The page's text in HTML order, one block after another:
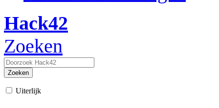
Hack42
Zoeken
Zoeken
Uiterlijk